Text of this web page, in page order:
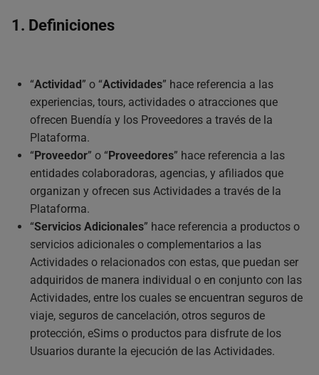
1. Definiciones
“Actividad” o “Actividades” hace referencia a las
experiencias, tours, actividades o atracciones que
ofrecen Buendía y los Proveedores a través de la
Plataforma.
“Proveedor” o “Proveedores” hace referencia a las
entidades colaboradoras, agencias, y afiliados que
organizan y ofrecen sus Actividades a través de la
Plataforma.
“Servicios Adicionales” hace referencia a productos o
servicios adicionales o complementarios a las
Actividades o relacionados con estas, que puedan ser
adquiridos de manera individual o en conjunto con las
Actividades, entre los cuales se encuentran seguros de
viaje, seguros de cancelación, otros seguros de
protección, eSims o productos para disfrute de los
Usuarios durante la ejecución de las Actividades.